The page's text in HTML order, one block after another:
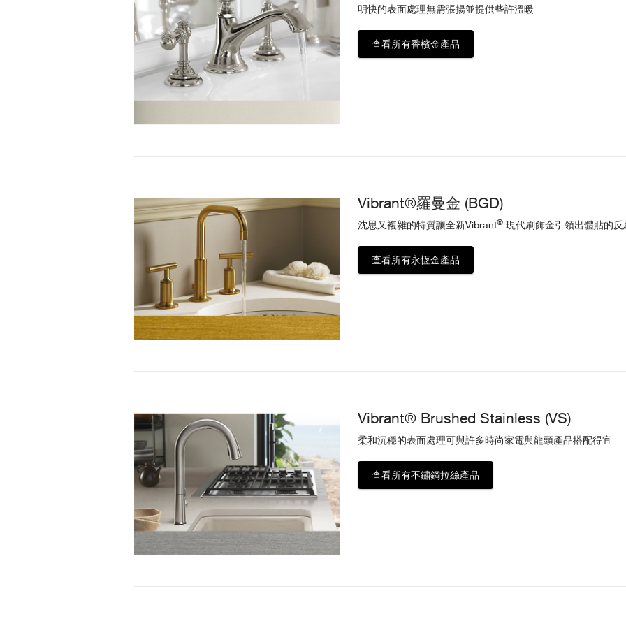
明快的表面處理無需張揚並提供些許溫暖
查看所有香檳金產品
Vibrant®羅曼金 (BGD)
沈思又複雜的特質讓全新Vibrant®現代刷飾金引領出體貼的反
查看所有永恆金產品
Vibrant® Brushed Stainless (VS)
柔和沉穩的表面處理可與許多時尚家電與龍頭產品搭配得宜
查看所有不鏽鋼拉絲產品